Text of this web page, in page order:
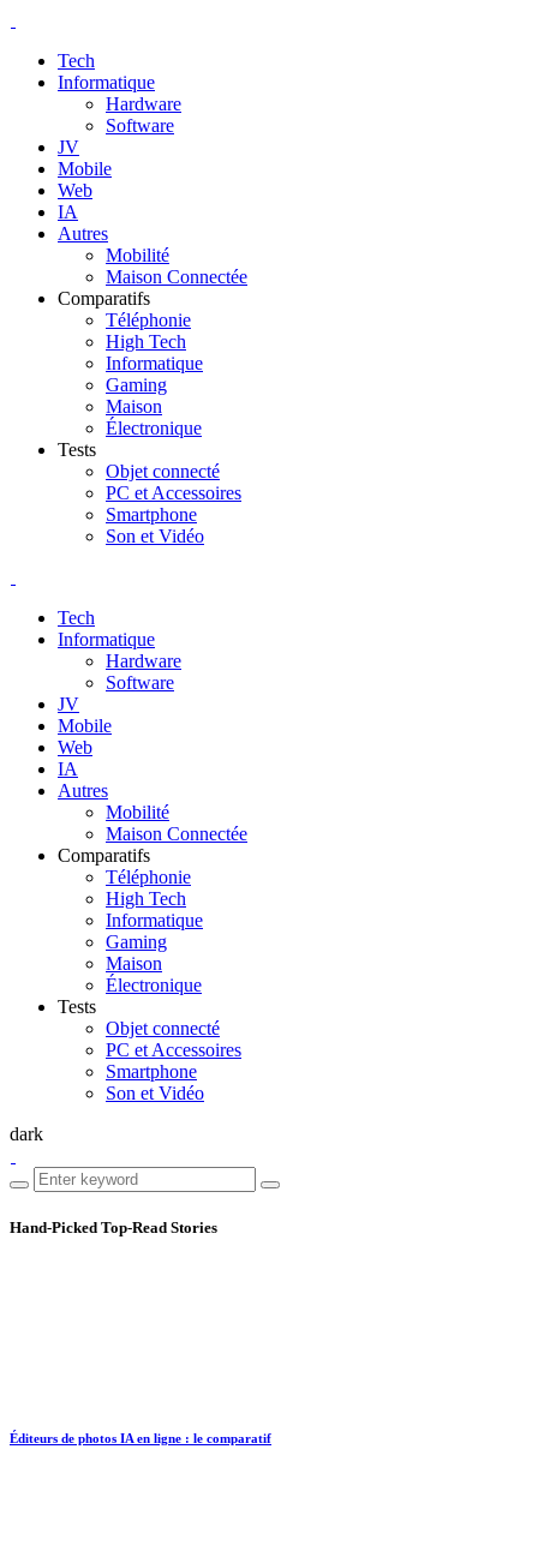
Tech
Informatique
Hardware
Software
JV
Mobile
Web
IA
Autres
Mobilité
Maison Connectée
Comparatifs
Téléphonie
High Tech
Informatique
Gaming
Maison
Électronique
Tests
Objet connecté
PC et Accessoires
Smartphone
Son et Vidéo
Tech
Informatique
Hardware
Software
JV
Mobile
Web
IA
Autres
Mobilité
Maison Connectée
Comparatifs
Téléphonie
High Tech
Informatique
Gaming
Maison
Électronique
Tests
Objet connecté
PC et Accessoires
Smartphone
Son et Vidéo
dark
Hand-Picked Top-Read Stories
Éditeurs de photos IA en ligne : le comparatif